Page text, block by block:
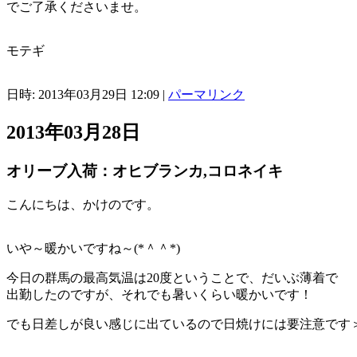
でご了承くださいませ。
モテギ
日時: 2013年03月29日 12:09 | パーマリンク
2013年03月28日
オリーブ入荷：オヒブランカ,コロネイキ
こんにちは、かけのです。
いや～暖かいですね～(*＾＾*)
今日の群馬の最高気温は20度ということで、だいぶ薄着で
出勤したのですが、それでも暑いくらい暖かいです！
でも日差しが良い感じに出ているので日焼けには要注意です